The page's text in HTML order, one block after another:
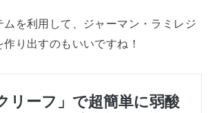
ムを利用して、ジャーマン・ラミレジ
り出すのもいいですね！